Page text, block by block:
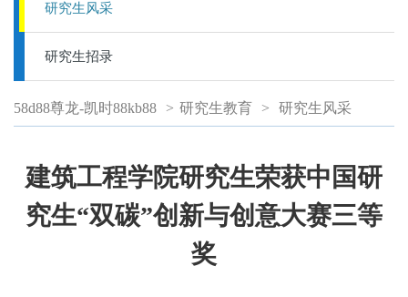
研究生风采
研究生招录
58d88尊龙-凯时88kb88 > 研究生教育 > 研究生风采
建筑工程学院研究生荣获中国研
究生“双碳”创新与创意大赛三等
奖